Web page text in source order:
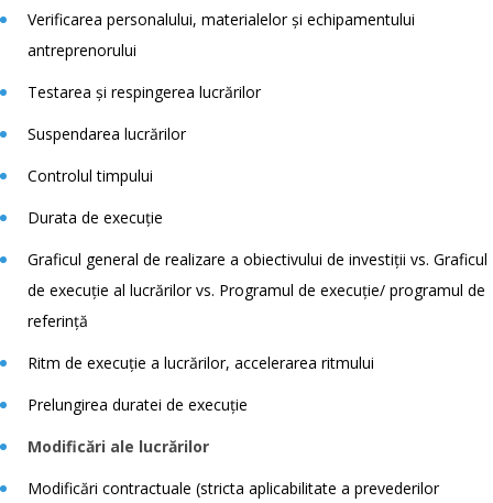
Verificarea personalului, materialelor și echipamentului
antreprenorului
Testarea și respingerea lucrărilor
Suspendarea lucrărilor
Controlul timpului
Durata de execuție
Graficul general de realizare a obiectivului de investiții vs. Graficul
de execuție al lucrărilor vs. Programul de execuție/ programul de
referință
Ritm de execuție a lucrărilor, accelerarea ritmului
Prelungirea duratei de execuție
Modificări ale lucrărilor
Modificări contractuale (stricta aplicabilitate a prevederilor